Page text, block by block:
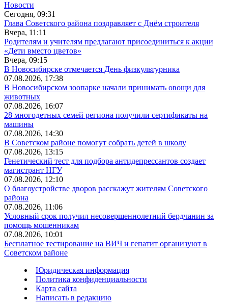
Новости
Сегодня, 09:31
Глава Советского района поздравляет с Днём строителя
Вчера, 11:11
Родителям и учителям предлагают присоединиться к акции
«Дети вместо цветов»
Вчера, 09:15
В Новосибирске отмечается День физкультурника
07.08.2026, 17:38
В Новосибирском зоопарке начали принимать овощи для
животных
07.08.2026, 16:07
28 многодетных семей региона получили сертификаты на
машины
07.08.2026, 14:30
В Советском районе помогут собрать детей в школу
07.08.2026, 13:15
Генетический тест для подбора антидепрессантов создает
магистрант НГУ
07.08.2026, 12:10
О благоустройстве дворов расскажут жителям Советского
района
07.08.2026, 11:06
Условный срок получил несовершеннолетний бердчанин за
помощь мошенникам
07.08.2026, 10:01
Бесплатное тестирование на ВИЧ и гепатит организуют в
Советском районе
Юридическая информация
Политика конфиденциальности
Карта сайта
Написать в редакцию